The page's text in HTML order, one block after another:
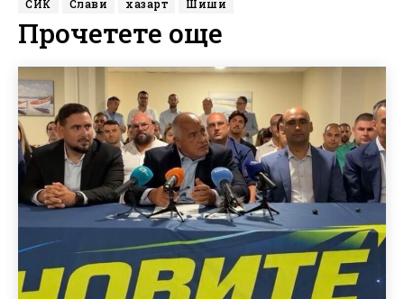
СИК Слави хазарт Шиши
Прочетете още